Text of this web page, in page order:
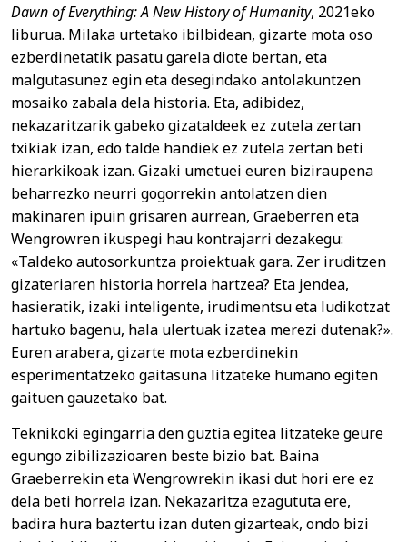
Dawn of Everything: A New History of Humanity, 2021eko
liburua. Milaka urtetako ibilbidean, gizarte mota oso
ezberdinetatik pasatu garela diote bertan, eta
malgutasunez egin eta desegindako antolakuntzen
mosaiko zabala dela historia. Eta, adibidez,
nekazaritzarik gabeko gizataldeek ez zutela zertan
txikiak izan, edo talde handiek ez zutela zertan beti
hierarkikoak izan. Gizaki umetuei euren biziraupena
beharrezko neurri gogorrekin antolatzen dien
makinaren ipuin grisaren aurrean, Graeberren eta
Wengrowren ikuspegi hau kontrajarri dezakegu:
«Taldeko autosorkuntza proiektuak gara. Zer iruditzen
gizateriaren historia horrela hartzea? Eta jendea,
hasieratik, izaki inteligente, irudimentsu eta ludikotzat
hartuko bagenu, hala ulertuak izatea merezi dutenak?».
Euren arabera, gizarte mota ezberdinekin
esperimentatzeko gaitasuna litzateke humano egiten
gaituen gauzetako bat.
Teknikoki egingarria den guztia egitea litzateke geure
egungo zibilizazioaren beste bizio bat. Baina
Graeberrekin eta Wengrowrekin ikasi dut hori ere ez
dela beti horrela izan. Nekazaritza ezagututa ere,
badira hura baztertu izan duten gizarteak, ondo bizi